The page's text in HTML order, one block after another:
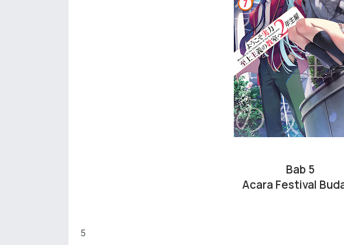
Bab 5
Acara Festival
5